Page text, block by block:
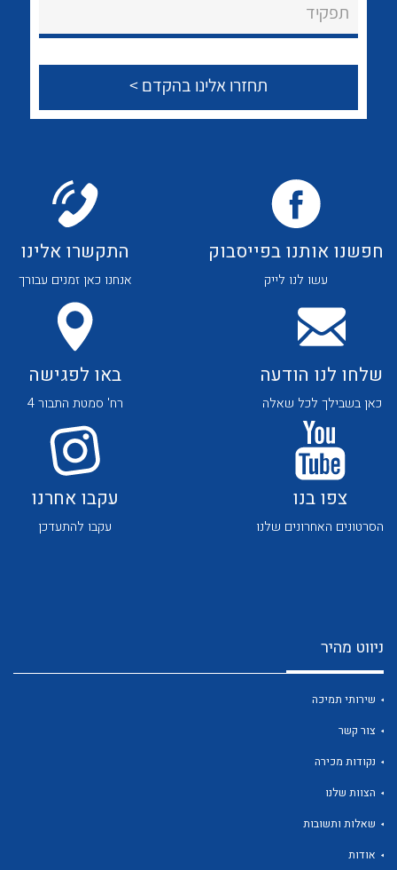
לכל מוצרי היצרן לכל מוצרי היצרן
לכל מוצרי היצרן לכל מוצרי היצרן
תפקיד
חפשנו אותנו בפייסבוק
עשו לנו לייק
התקשרו אלינו
אנחנו כאן זמנים עבורך
שלחו לנו הודעה
כאן בשבילך לכל שאלה
באו לפגישה
רח' סמטת התבור 4
צפו בנו
הסרטונים האחרונים שלנו
עקבו אחרנו
עקבו להתעדכן
ניווט מהיר
שירותי תמיכה
צור קשר
נקודות מכירה
הצוות שלנו
שאלות ותשובות
אודות